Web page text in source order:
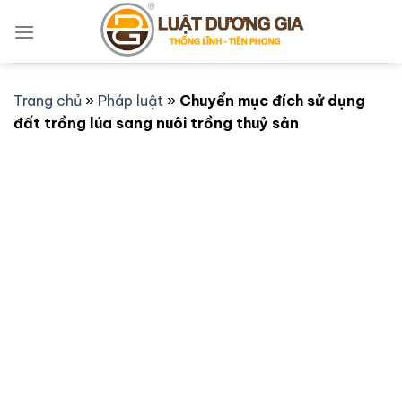
qua
Trang chủ » Pháp luật » Chuyển mục đích sử dụng
đất trồng lúa sang nuôi trồng thuỷ sản